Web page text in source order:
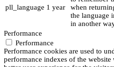
pll_language 1 year
when
the language
in another
Performance
Performance
Performance cookies are used to
performance indexes of the